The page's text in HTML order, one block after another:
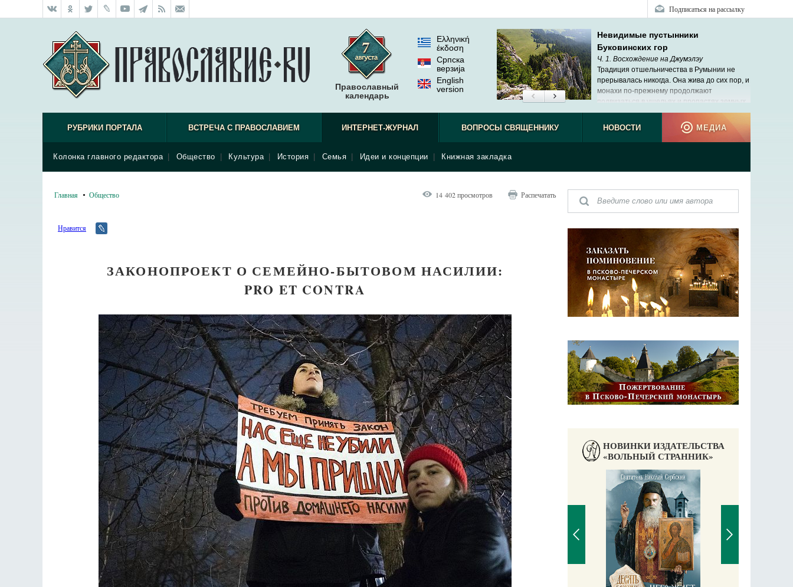
Подписаться на рассылку
Православный
календарь
Ελληνική
έκδοση
Српска
верзиjа
English
version
Невидимые пустынники
Буковинских гор
Ч. 1. Восхождение на Джумэлэу
Традиция отшельничества в Румынии не
прерывалась никогда. Она жива до сих пор, и
монахи по-прежнему продолжают
подвизаться в ущельях и пропастях земных.
РУБРИКИ ПОРТАЛА ВСТРЕЧА С ПРАВОСЛАВИЕМ ИНТЕРНЕТ-ЖУРНАЛ
Колонка главного редактора Общество Культура История Семья Идеи и концепции Книжная закладка
ВОПРОСЫ СВЯЩЕННИКУ НОВОСТИ МЕДИА
Главная Общество 14 402 просмотров Распечатать
Нравится
ЗАКОНОПРОЕКТ О СЕМЕЙНО-БЫТОВОМ НАСИЛИИ:
PRO ET CONTRA
НОВИНКИ ИЗДАТЕЛЬСТВА
«ВОЛЬНЫЙ СТРАННИК»